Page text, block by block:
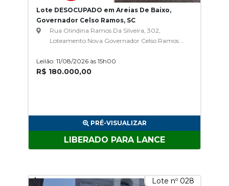
Lote DESOCUPADO em Areias De Baixo,
Governador Celso Ramos, SC
Rua Olindina Ramos Da Silveira, 302,
Loteamento Nova Governador Celso Ramos -
Leilão: 11/08/2026 às 15h00
R$ 180.000,00
PRÉ-VISUALIZAR
LIBERADO PARA LANCE
Lote nº 028